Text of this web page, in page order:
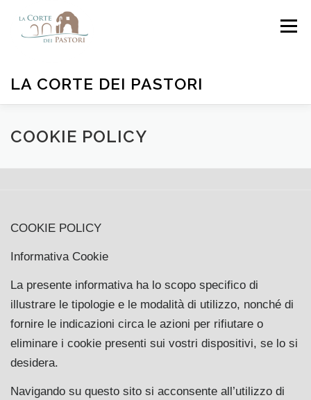
LA CORTE DEI PASTORI
Menu
HOME CAMERE OFFERTE
COOKIE POLICY
COOKIE POLICY
Informativa Cookie
La presente informativa ha lo scopo specifico di
illustrare le tipologie e le modalità di utilizzo, nonché di
fornire le indicazioni circa le azioni per rifiutare o
eliminare i cookie presenti sui vostri dispositivi, se lo si
desidera.
Navigando su questo sito si acconsente all’utilizzo di